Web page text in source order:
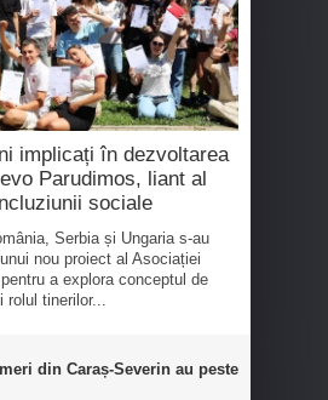
implicați în dezvoltarea
Parudimos, liant al
sociale
Serbia și Ungaria s-au
nou proiect al Asociației
a explora conceptul de
tinerilor...
din Caraș-Severin au peste